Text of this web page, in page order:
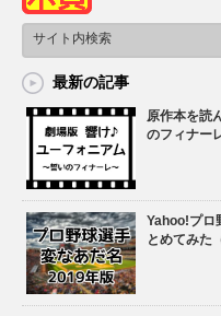
最新の記事
原作本を読
のフィナー
Yahoo!プロ
とめてみた